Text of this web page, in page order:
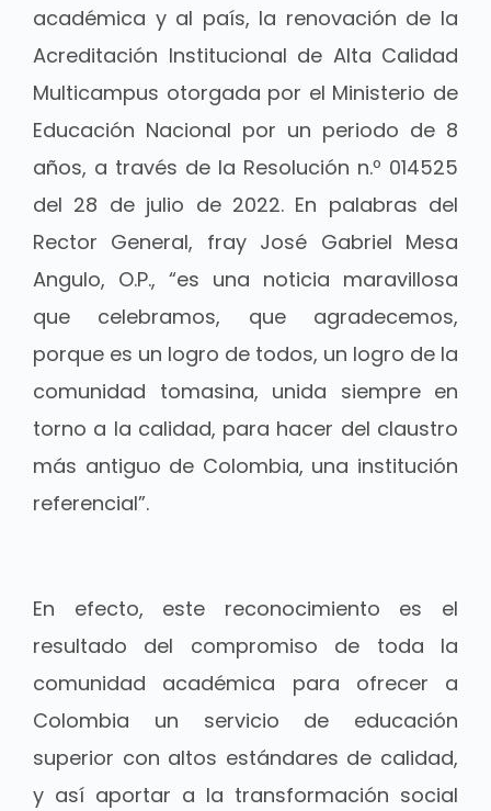
académica y al país, la renovación de la
Acreditación Institucional de Alta Calidad
Multicampus otorgada por el Ministerio de
Educación Nacional por un periodo de 8
años, a través de la Resolución n.º 014525
del 28 de julio de 2022. En palabras del
Rector General, fray José Gabriel Mesa
Angulo, O.P., “es una noticia maravillosa
que celebramos, que agradecemos,
porque es un logro de todos, un logro de la
comunidad tomasina, unida siempre en
torno a la calidad, para hacer del claustro
más antiguo de Colombia, una institución
referencial”.
En efecto, este reconocimiento es el
resultado del compromiso de toda la
comunidad académica para ofrecer a
Colombia un servicio de educación
superior con altos estándares de calidad,
y así aportar a la transformación social